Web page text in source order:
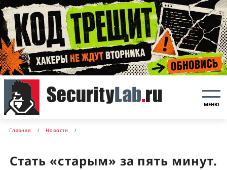
МЕНЮ
Главная Новости
Стать «старым» за пять минут.